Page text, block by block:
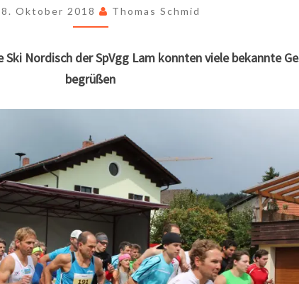
17.
INS
ZIEL
Oktober 2018 Thomas Schmid
Nordisch der SpVgg Lam konnten viele bekannte
begrüßen